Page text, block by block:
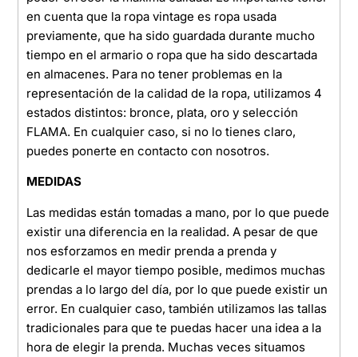
en cuenta que la ropa vintage es ropa usada
previamente, que ha sido guardada durante mucho
tiempo en el armario o ropa que ha sido descartada
en almacenes. Para no tener problemas en la
representación de la calidad de la ropa, utilizamos 4
estados distintos: bronce, plata, oro y selección
FLAMA. En cualquier caso, si no lo tienes claro,
puedes ponerte en contacto con nosotros.
MEDIDAS
Las medidas están tomadas a mano, por lo que puede
existir una diferencia en la realidad. A pesar de que
nos esforzamos en medir prenda a prenda y
dedicarle el mayor tiempo posible, medimos muchas
prendas a lo largo del día, por lo que puede existir un
error. En cualquier caso, también utilizamos las tallas
tradicionales para que te puedas hacer una idea a la
hora de elegir la prenda. Muchas veces situamos